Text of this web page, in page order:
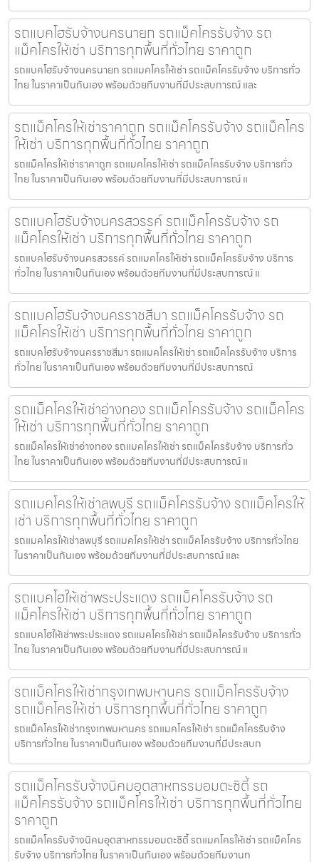
รถแบคโฮรับจ้างนครนายก รถแม็คโครรับจ้าง รถ
แม็คโครให้เช่า บริการทุกพื้นที่ทั่วไทย ราคาถูก
รถแบคโฮรับจ้างนครนายก รถแมคโครให้เช่า รถแม็คโครรับจ้าง บริการทั่ว
ไทย ในราคาเป็นกันเอง พร้อมด้วยทีมงานที่มีประสบการณ์ และ
รถแม็คโครให้เช่าราคาถูก รถแม็คโครรับจ้าง รถแม็คโคร
ให้เช่า บริการทุกพื้นที่ทั่วไทย ราคาถูก
รถแม็คโครให้เช่าราคาถูก รถแมคโครให้เช่า รถแม็คโครรับจ้าง บริการทั่ว
ไทย ในราคาเป็นกันเอง พร้อมด้วยทีมงานที่มีประสบการณ์ แ
รถแบคโฮรับจ้างนครสวรรค์ รถแม็คโครรับจ้าง รถ
แม็คโครให้เช่า บริการทุกพื้นที่ทั่วไทย ราคาถูก
รถแบคโฮรับจ้างนครสวรรค์ รถแมคโครให้เช่า รถแม็คโครรับจ้าง บริการ
ทั่วไทย ในราคาเป็นกันเอง พร้อมด้วยทีมงานที่มีประสบการณ์ แ
รถแบคโฮรับจ้างนครราชสีมา รถแม็คโครรับจ้าง รถ
แม็คโครให้เช่า บริการทุกพื้นที่ทั่วไทย ราคาถูก
รถแบคโฮรับจ้างนครราชสีมา รถแมคโครให้เช่า รถแม็คโครรับจ้าง บริการ
ทั่วไทย ในราคาเป็นกันเอง พร้อมด้วยทีมงานที่มีประสบการณ์
รถแม็คโครให้เช่าอ่างทอง รถแม็คโครรับจ้าง รถแม็คโคร
ให้เช่า บริการทุกพื้นที่ทั่วไทย ราคาถูก
รถแม็คโครให้เช่าอ่างทอง รถแมคโครให้เช่า รถแม็คโครรับจ้าง บริการทั่ว
ไทย ในราคาเป็นกันเอง พร้อมด้วยทีมงานที่มีประสบการณ์ แ
รถแมคโครให้เช่าลพบุรี รถแม็คโครรับจ้าง รถแม็คโครให้
เช่า บริการทุกพื้นที่ทั่วไทย ราคาถูก
รถแมคโครให้เช่าลพบุรี รถแมคโครให้เช่า รถแม็คโครรับจ้าง บริการทั่วไทย
ในราคาเป็นกันเอง พร้อมด้วยทีมงานที่มีประสบการณ์ และ
รถแบคโฮให้เช่าพระประแดง รถแม็คโครรับจ้าง รถ
แม็คโครให้เช่า บริการทุกพื้นที่ทั่วไทย ราคาถูก
รถแบคโฮให้เช่าพระประแดง รถแมคโครให้เช่า รถแม็คโครรับจ้าง บริการทั่ว
ไทย ในราคาเป็นกันเอง พร้อมด้วยทีมงานที่มีประสบการณ์ แ
รถแม็คโครให้เช่ากรุงเทพมหานคร รถแม็คโครรับจ้าง
รถแม็คโครให้เช่า บริการทุกพื้นที่ทั่วไทย ราคาถูก
รถแม็คโครให้เช่ากรุงเทพมหานคร รถแมคโครให้เช่า รถแม็คโครรับจ้าง
บริการทั่วไทย ในราคาเป็นกันเอง พร้อมด้วยทีมงานที่มีประสบก
รถแม็คโครรับจ้างนิคมอุตสาหกรรมอมตะซิตี้ รถ
แม็คโครรับจ้าง รถแม็คโครให้เช่า บริการทุกพื้นที่ทั่วไทย
ราคาถูก
รถแม็คโครรับจ้างนิคมอุตสาหกรรมอมตะซิตี้ รถแมคโครให้เช่า รถแม็คโคร
รับจ้าง บริการทั่วไทย ในราคาเป็นกันเอง พร้อมด้วยทีมงานท